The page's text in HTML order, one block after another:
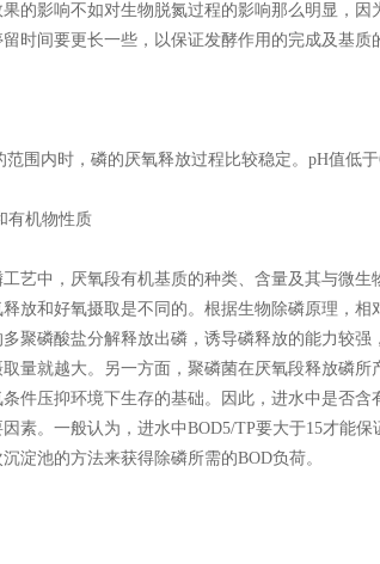
的影响不如对生物脱氮过程的影响那么明显，
时间要更长一些，以保证发酵作用的完成及基质
范围内时，磷的厌氧释放过程比较稳定。pH值低
有机物性质
艺中，厌氧段有机基质的种类、含量及其与微
放和好氧摄取是不同的。根据生物除磷原理，
聚磷酸盐分解释放出磷，诱导磷释放的能力较
量就越大。另一方面，聚磷菌在厌氧段释放磷
件压抑环境下生存的基础。因此，进水中是否
素。一般认为，进水中BOD5/TP要大于15才能
淀池的方法来获得除磷所需的BOD负荷。